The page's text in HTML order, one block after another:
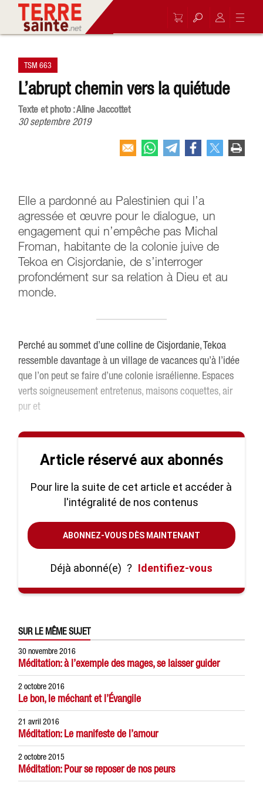
TSM 663
L’abrupt chemin vers la quiétude
Texte et photo : Aline Jaccottet
30 septembre 2019
Elle a pardonné au Palestinien qui l’a
agressée et œuvre pour le dialogue, un
engagement qui n’empêche pas Michal
Froman, habitante de la colonie juive de
Tekoa en Cisjordanie, de s’interroger
profondément sur sa relation à Dieu et au
monde.
Perché au sommet d’une colline de Cisjordanie, Tekoa
ressemble davantage à un village de vacances qu’à l’idée
que l’on peut se faire d’une colonie israélienne. Espaces
verts soigneusement entretenus, maisons coquettes, air
pur et
Article réservé aux abonnés
Pour lire la suite de cet article et accéder à
l'intégralité de nos contenus
ABONNEZ-VOUS DÈS MAINTENANT
Déjà abonné(e) ? Identifiez-vous
SUR LE MÊME SUJET
30 novembre 2016
Méditation: à l’exemple des mages, se laisser guider
2 octobre 2016
Le bon, le méchant et l’Évangile
21 avril 2016
Méditation: Le manifeste de l’amour
2 octobre 2015
Méditation: Pour se reposer de nos peurs